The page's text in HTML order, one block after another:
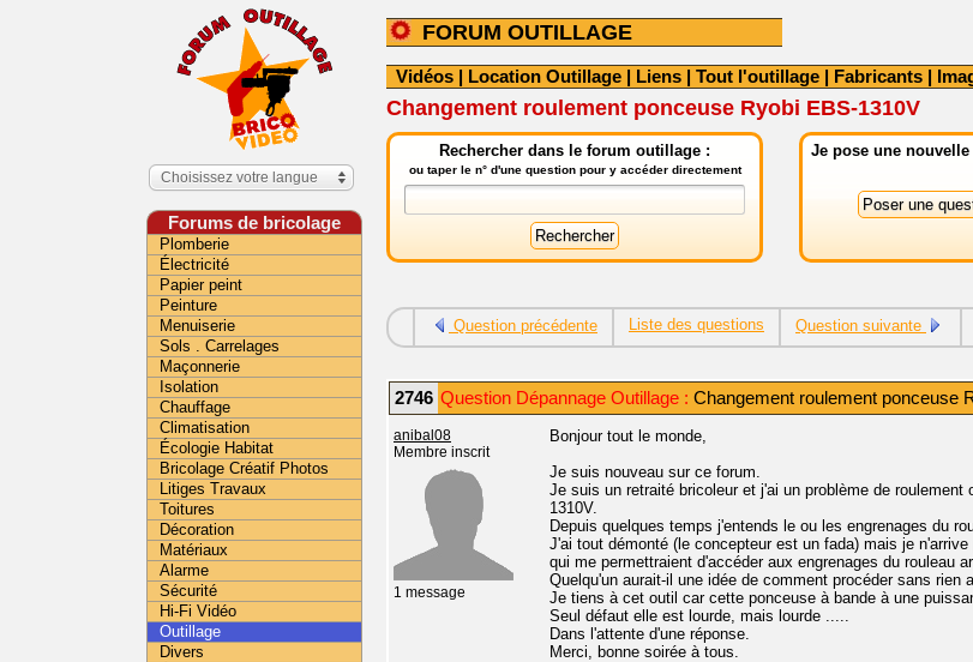
FORUM OUTILLAGE
Vidéos | Location Outillage | Liens | Tout l'outillage | Fabricants |
Changement roulement ponceuse Ryobi EBS-1310V
Rechercher dans le forum outillage :
ou taper le n° d'une question pour y accéder directement
Je pose une
Question précédente Liste des questions Question suivante
2746 Question Dépannage Outillage : Changement roulement ponceuse
anibal08
Membre inscrit
1 message
Bonjour tout le monde,
Je suis nouveau sur ce forum.
Je suis un retraité bricoleur et j'ai un problème de
1310V.
Depuis quelques temps j'entends le ou les engrenages du
J'ai tout démonté (le concepteur est un fada) mais je
qui me permettraient d'accéder aux engrenages du rouleau
Quelqu'un aurait-il une idée de comment procéder sans rien
Je tiens à cet outil car cette ponceuse à bande à une
Seul défaut elle est lourde, mais lourde .....
Dans l'attente d'une réponse.
Merci, bonne soirée à tous.
Choisissez votre langue
Forums de bricolage
Plomberie
Électricité
Papier peint
Peinture
Menuiserie
Sols . Carrelages
Maçonnerie
Isolation
Chauffage
Climatisation
Écologie Habitat
Bricolage Créatif Photos
Litiges Travaux
Toitures
Décoration
Matériaux
Alarme
Sécurité
Hi-Fi Vidéo
Outillage
Divers